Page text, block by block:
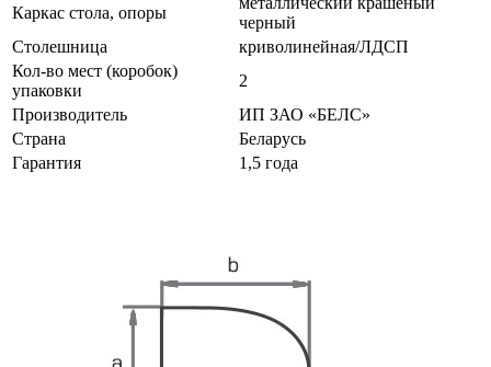
Каркас стола, опоры
черный
Столешница
криволинейная/ЛДСП
Кол-во мест (коробок)
упаковки
2
Производитель
ИП ЗАО «БЕЛС»
Страна
Беларусь
Гарантия
1,5 года